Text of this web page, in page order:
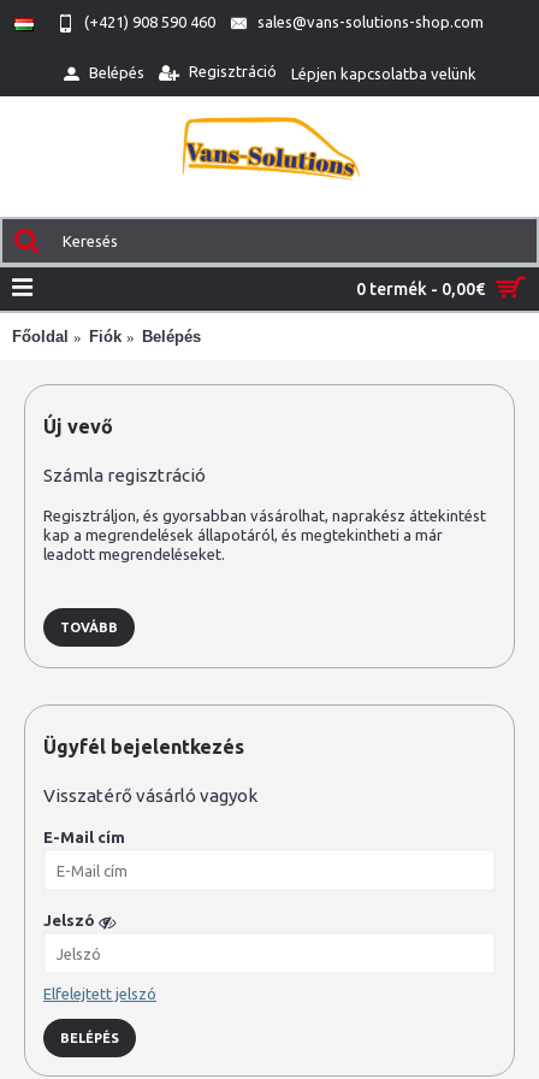
(+421) 908 590 460 sales@vans-solutions-shop.com
Belépés Regisztráció Lépjen kapcsolatba velünk
0 termék - 0,00€
Főoldal Fiók Belépés
Új vevő
Számla regisztráció
Regisztráljon, és gyorsabban vásárolhat, naprakész áttekintést
kap a megrendelések állapotáról, és megtekintheti a már
leadott megrendeléseket.
TOVÁBB
Ügyfél bejelentkezés
Visszatérő vásárló vagyok
E-Mail cím
Jelszó
Elfelejtett jelszó